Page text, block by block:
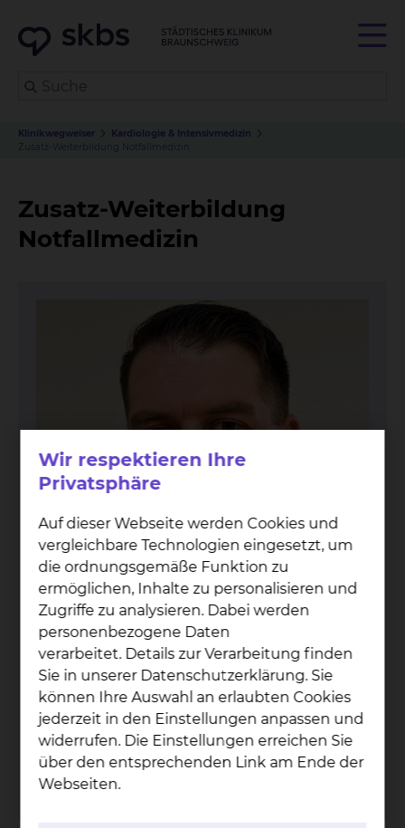
Klinikwegweiser
Kardiologie & Intensivmedizin
Zusatz-Weiterbildung Notfallmedizin
Zusatz-Weiterbildung
Notfallmedizin
Dr. An­dre­as Höft
Fichtengrund 1, 38126 Braunschweig
Tel.:+49 531 595 2869
Tel.:+49 531 2345250
Mobil:+49 162 2455879
Wir respektieren Ihre
Privatsphäre
Auf dieser Webseite werden Cookies und
vergleichbare Technologien eingesetzt, um
die ordnungsgemäße Funktion zu
ermöglichen, Inhalte zu personalisieren und
Zugriffe zu analysieren. Dabei werden
personenbezogene Daten
verarbeitet. Details zur Verarbeitung finden
Sie in unserer Datenschutzerklärung. Sie
können Ihre Auswahl an erlaubten Cookies
jederzeit in den Einstellungen anpassen und
widerrufen. Die Einstellungen erreichen Sie
über den entsprechenden Link am Ende der
Webseiten.